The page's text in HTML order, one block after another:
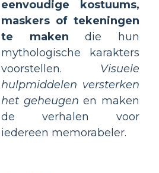
eenvoudige kostuums,
maskers of tekeningen
te maken die hun
mythologische karakters
voorstellen. Visuele
hulpmiddelen versterken
het geheugen en maken
de verhalen voor
iedereen memorabeler.